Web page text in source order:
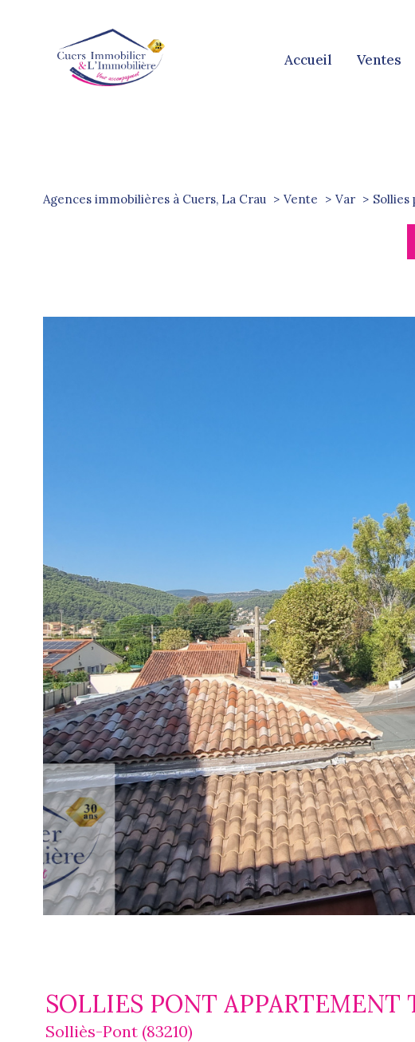
accueil ventes
Agences immobilières à Cuers, La Crau Vente Var Sollies
SOLLIES PONT APPARTEMENT
Solliès-Pont (83210)